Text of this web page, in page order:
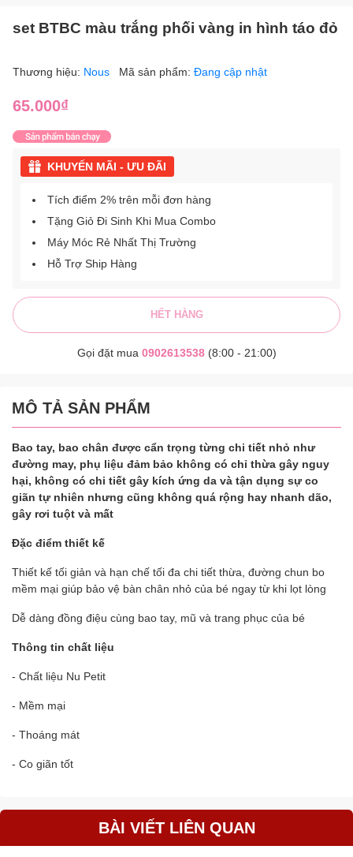
set BTBC màu trắng phối vàng in hình táo đỏ
Thương hiệu: Nous Mã sản phẩm: Đang cập nhật
65.000₫
KHUYẾN MÃI - ƯU ĐÃI
Tích điểm 2% trên mỗi đơn hàng
Tặng Giỏ Đi Sinh Khi Mua Combo
Máy Móc Rẻ Nhất Thị Trường
Hỗ Trợ Ship Hàng
HẾT HÀNG
Gọi đặt mua 0902613538(8:00 - 21:00)
MÔ TẢ SẢN PHẨM
Bao tay, bao chân được cẩn trọng từng chi tiết nhỏ như
đường may, phụ liệu đảm bảo không có chỉ thừa gây nguy
hại, không có chi tiết gây kích ứng da và tận dụng sự co
giãn tự nhiên nhưng cũng không quá rộng hay nhanh dão,
gây rơi tuột và mất
Đặc điểm thiết kế
Thiết kế tối giản và hạn chế tối đa chi tiết thừa, đường chun bo
mềm mại giúp bảo vệ bàn chân nhỏ của bé ngay từ khi lọt lòng
Dễ dàng đồng điệu cùng bao tay, mũ và trang phục của bé
Thông tin chất liệu
- Chất liệu Nu Petit
- Mềm mại
- Thoáng mát
- Co giãn tốt
BÀI VIẾT LIÊN QUAN